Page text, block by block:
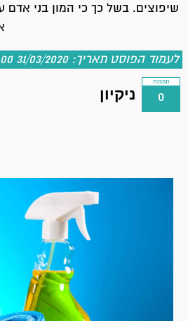
שיפוצים. בשל כך כי המון בני אדם
לעמוד הפוסט תאריך: 31/03/2020 13:42:00
תגובות
0 ניקיון